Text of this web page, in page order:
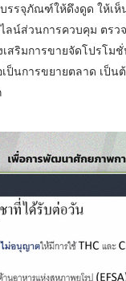
บรรจุภัณฑ์ให้ดึงดูด ให้
ลน์ส่วนการควบคุม ตร
สริมการขายจัดโปรโม
นการขยายตลาด เป็